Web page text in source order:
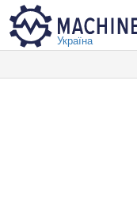
Україна